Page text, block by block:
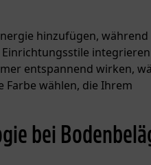
hinzufügen, während
entspannend wirken,
Farbe wählen, die Ihrem
bei